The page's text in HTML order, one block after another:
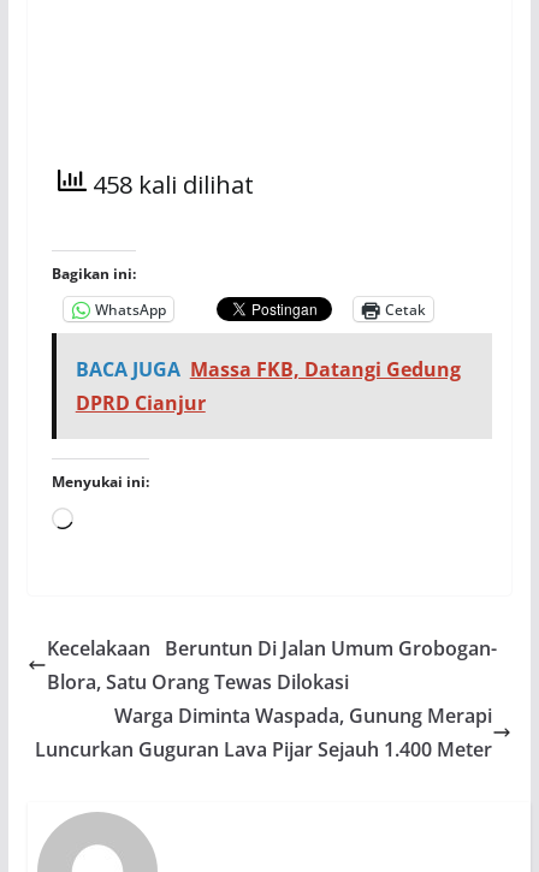
458 kali dilihat
Bagikan ini:
WhatsApp
Cetak
BACA JUGA Massa FKB, Datangi Gedung
DPRD Cianjur
Menyukai ini:
Memuat...
Kecelakaan Beruntun Di Jalan Umum Grobogan-
Blora, Satu Orang Tewas Dilokasi
Warga Diminta Waspada, Gunung Merapi
Luncurkan Guguran Lava Pijar Sejauh 1.400 Meter